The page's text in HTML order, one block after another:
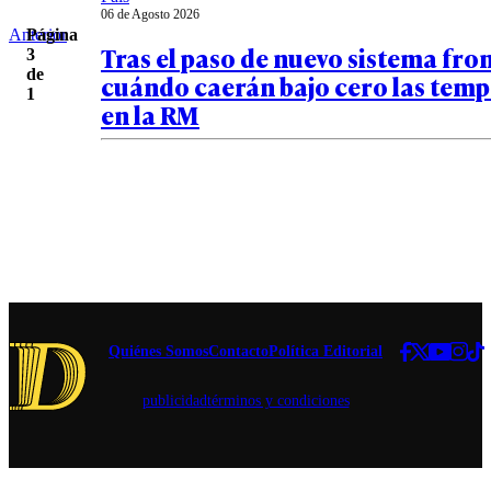
Anterior
Página
3
de
1
06 de Agosto 2026
Tras el paso de nuevo sistema
cuándo caerán bajo cero las
en la RM
Quiénes SomosContactoPolítica Editorial
publicidadtérminos y condiciones